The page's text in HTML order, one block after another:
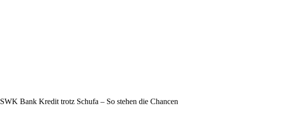
SWK Bank Kredit trotz Schufa – So stehen die Chancen